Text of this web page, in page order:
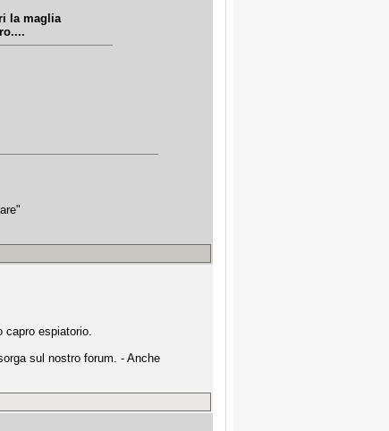
la maglia
capro espiatorio.
sul nostro forum. - Anche